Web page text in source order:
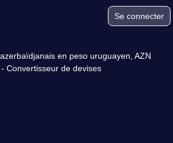
Se connecter
en peso uruguayen, AZN
Convertisseur de devises